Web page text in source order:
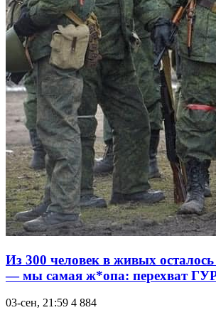
Из 300 человек в живых
— мы самая ж*опа: перехват
03-сен, 21:59 4 884